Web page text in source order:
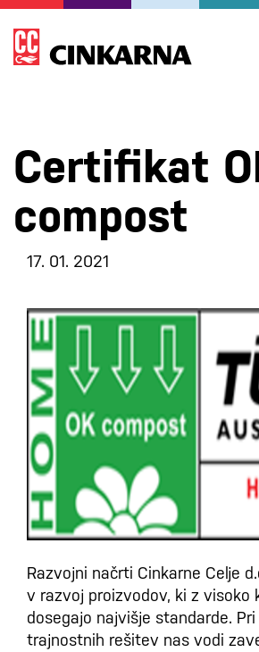
Certifikat
compost
17. 01. 2021
Razvojni načrti Cinkarne Celje
v razvoj proizvodov, ki z visoko
dosegajo najvišje standarde. Pri
trajnostnih rešitev nas vodi